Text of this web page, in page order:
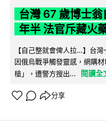
台灣 67 歲博士
年半 法官斥藏火
【自己整就會俾人拉...】台
因俄烏戰爭觸發靈感，網購
槍」，遭警方搜出...
閱讀全
分享